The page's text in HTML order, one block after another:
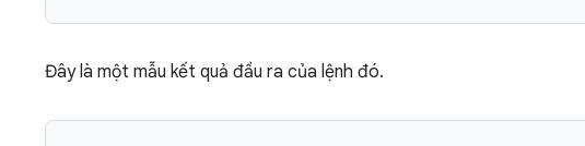
Đây là một mẫu kết quả đầu ra của lệnh đó.